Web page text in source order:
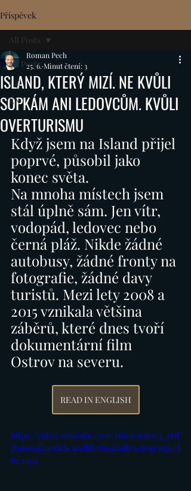
Příspěvek
All Posts
CZ
EN
All Posts
ISLAND, KTERÝ MIZÍ. NE KVŮLI
SOPKÁM ANI LEDOVCŮM. KVŮLI
OVERTURISMU
Roman Pech
25. 6. Minut čtení: 3
Když jsem na Island přijel
poprvé, působil jako
konec světa.
Na mnoha místech jsem
stál úplně sám. Jen vítr,
vodopád, ledovec nebo
černá pláž. Nikde žádné
autobusy, žádné fronty na
fotografie, žádné davy
turistů. Mezi lety 2008 a
2015 vznikala většina
záběrů, které dnes tvoří
dokumentární film
Ostrov na severu.
READ IN ENGLISH
https://video.wixstatic.com/video/6af0c4_bbf
7b16664f94edcbca6dbb7f86af2db/1080p/mp4/f
ile.mp4